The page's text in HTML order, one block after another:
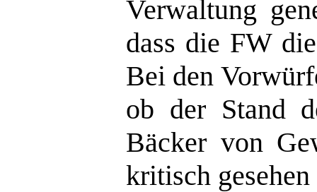
Verwaltung
dass die FW
Bei den
ob der Stand
Bäcker von
kritisch